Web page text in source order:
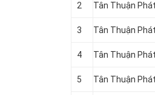
2 Tân Thuận
3 Tân Thuận
4 Tân Thuận
5 Tân Thuận